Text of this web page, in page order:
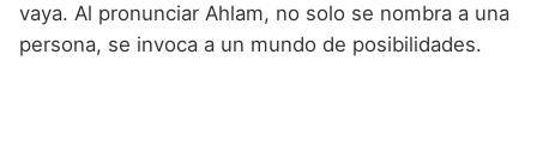
vaya. Al pronunciar Ahlam, no solo se nombra a una
persona, se invoca a un mundo de posibilidades.